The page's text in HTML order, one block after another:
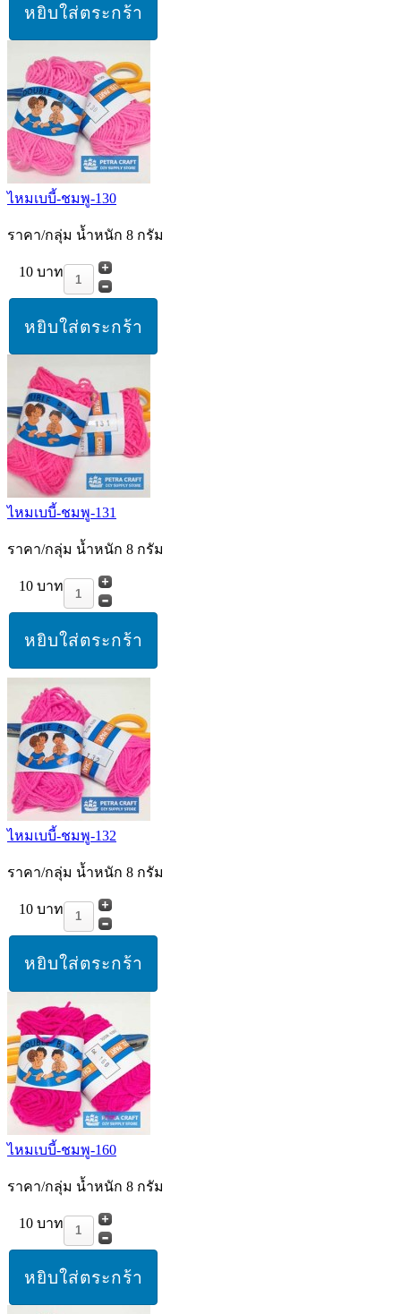
ไหมเบบี้-ชมพู-130
ราคา/กลุ่ม น้ำหนัก 8 กรัม
10 บาท
ไหมเบบี้-ชมพู-131
ราคา/กลุ่ม น้ำหนัก 8 กรัม
10 บาท
ไหมเบบี้-ชมพู-132
ราคา/กลุ่ม น้ำหนัก 8 กรัม
10 บาท
ไหมเบบี้-ชมพู-160
ราคา/กลุ่ม น้ำหนัก 8 กรัม
10 บาท